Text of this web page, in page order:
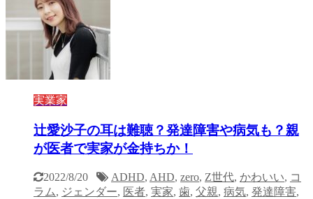
実業家
辻愛沙子の耳は難聴？発達障害や病気も？親
が医者で実家が金持ちか！
2022/8/20 ADHD, AHD, zero, Z世代, かわいい, コ
ラム, ジェンダー, 医者, 実家, 歯, 父親, 病気, 発達障害,